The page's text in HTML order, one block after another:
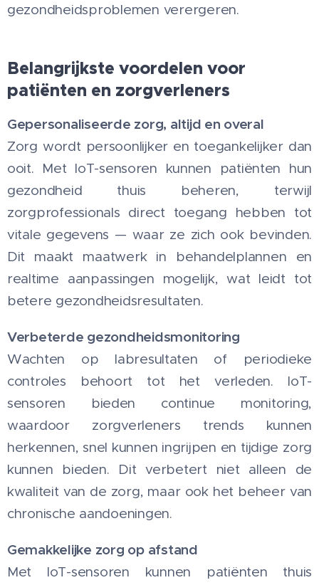
gezondheidsproblemen verergeren.
Belangrijkste voordelen voor
patiënten en zorgverleners
Gepersonaliseerde zorg, altijd en overal
Zorg wordt persoonlijker en toegankelijker dan
ooit. Met IoT-sensoren kunnen patiënten hun
gezondheid thuis beheren, terwijl
zorgprofessionals direct toegang hebben tot
vitale gegevens — waar ze zich ook bevinden.
Dit maakt maatwerk in behandelplannen en
realtime aanpassingen mogelijk, wat leidt tot
betere gezondheidsresultaten.
Verbeterde gezondheidsmonitoring
Wachten op labresultaten of periodieke
controles behoort tot het verleden. IoT-
sensoren bieden continue monitoring,
waardoor zorgverleners trends kunnen
herkennen, snel kunnen ingrijpen en tijdige zorg
kunnen bieden. Dit verbetert niet alleen de
kwaliteit van de zorg, maar ook het beheer van
chronische aandoeningen.
Gemakkelijke zorg op afstand
Met IoT-sensoren kunnen patiënten thuis